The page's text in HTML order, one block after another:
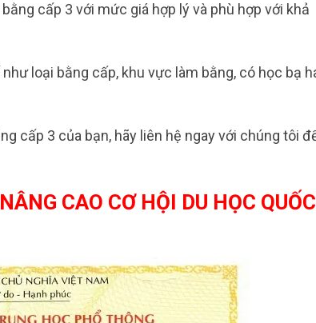
cấp 3 với mức giá hợp lý và phù hợp với khả
loại bằng cấp, khu vực làm bằng, có học bạ
cấp 3 của bạn, hãy liên hệ ngay với chúng tôi
CAO CƠ HỘI DU HỌC QUỐC